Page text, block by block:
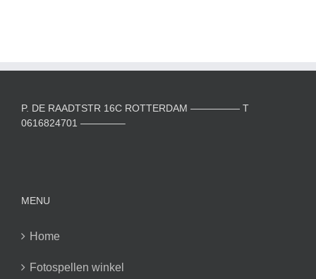
P. DE RAADTSTR 16C ROTTERDAM ————— T
0616824701 ————–
MENU
Home
Fotospellen winkel